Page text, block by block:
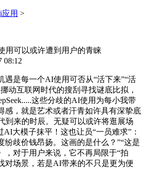
应用 >
用可以或许遭到用户的青睐
08:12
是每一个AI使用可否从“活下来”“活
动互联网时代的搜刮寻找谜底比拟，
这些分歧的AI使用为每小我带
感，就是艺术或者汗青如许具有深挚底
到来的时辰。无疑可以或许将逛展场
AI大模子抹平！这也让员“一员难求”：
纷歧价钱昂扬。这画的是什么？”“这是
，对于用户来说，它不再局限于“拍
对场景，若是AI带来的不只是更为便